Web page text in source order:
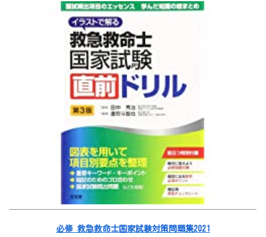
必修 救急救命士国家試験対策問題集2021